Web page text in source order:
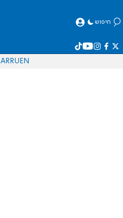
חיפוש
EN
RU
AR